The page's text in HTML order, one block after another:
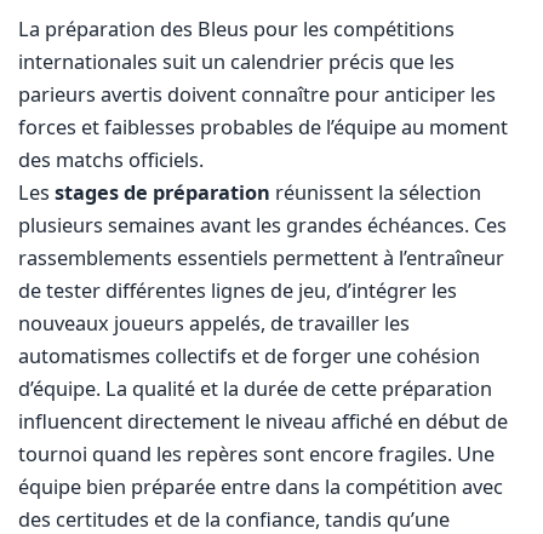
La préparation des Bleus pour les compétitions
internationales suit un calendrier précis que les
parieurs avertis doivent connaître pour anticiper les
forces et faiblesses probables de l’équipe au moment
des matchs officiels.
Les stages de préparation réunissent la sélection
plusieurs semaines avant les grandes échéances. Ces
rassemblements essentiels permettent à l’entraîneur
de tester différentes lignes de jeu, d’intégrer les
nouveaux joueurs appelés, de travailler les
automatismes collectifs et de forger une cohésion
d’équipe. La qualité et la durée de cette préparation
influencent directement le niveau affiché en début de
tournoi quand les repères sont encore fragiles. Une
équipe bien préparée entre dans la compétition avec
des certitudes et de la confiance, tandis qu’une